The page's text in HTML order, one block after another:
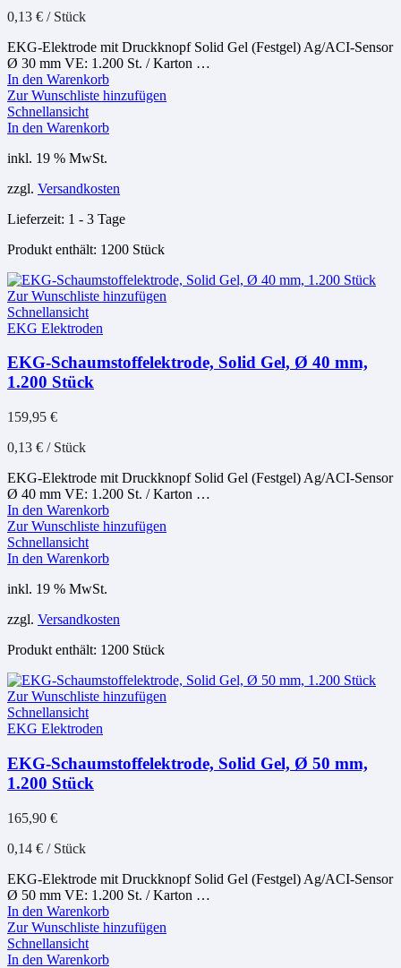
0,13 € / Stück
EKG-Elektrode mit Druckknopf Solid Gel (Festgel) Ag/ACI-Sensor
Ø 30 mm VE: 1.200 St. / Karton …
In den Warenkorb
Zur Wunschliste hinzufügen
Schnellansicht
In den Warenkorb
inkl. 19 % MwSt.
zzgl. Versandkosten
Lieferzeit: 1 - 3 Tage
Produkt enthält: 1200 Stück
Zur Wunschliste hinzufügen
Schnellansicht
EKG Elektroden
EKG-Schaumstoffelektrode, Solid Gel, Ø 40 mm,
1.200 Stück
159,95 €
0,13 € / Stück
EKG-Elektrode mit Druckknopf Solid Gel (Festgel) Ag/ACI-Sensor
Ø 40 mm VE: 1.200 St. / Karton …
In den Warenkorb
Zur Wunschliste hinzufügen
Schnellansicht
In den Warenkorb
inkl. 19 % MwSt.
zzgl. Versandkosten
Produkt enthält: 1200 Stück
Zur Wunschliste hinzufügen
Schnellansicht
EKG Elektroden
EKG-Schaumstoffelektrode, Solid Gel, Ø 50 mm,
1.200 Stück
165,90 €
0,14 € / Stück
EKG-Elektrode mit Druckknopf Solid Gel (Festgel) Ag/ACI-Sensor
Ø 50 mm VE: 1.200 St. / Karton …
In den Warenkorb
Zur Wunschliste hinzufügen
Schnellansicht
In den Warenkorb